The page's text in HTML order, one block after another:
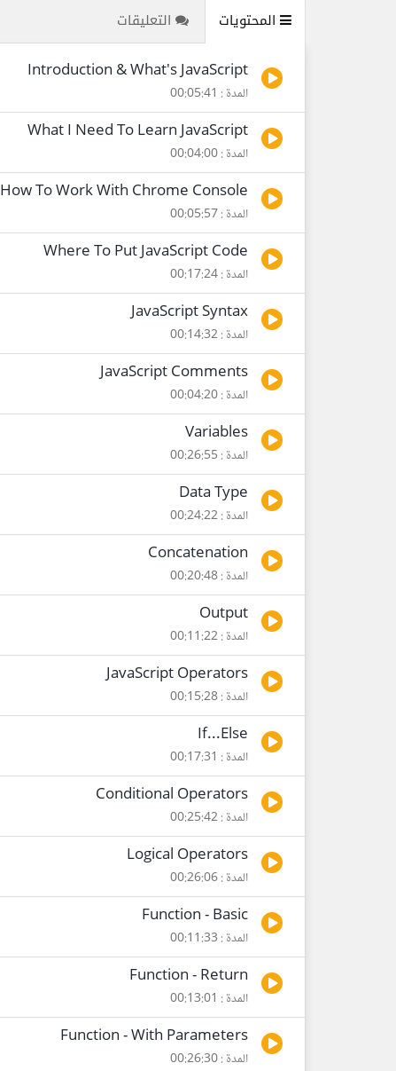
المحتويات التعليقات
Introduction & What's JavaScript
المدة : 00:05:41
What I Need To Learn JavaScript
المدة : 00:04:00
How To Work With Chrome Console
المدة : 00:05:57
Where To Put JavaScript Code
المدة : 00:17:24
JavaScript Syntax
المدة : 00:14:32
JavaScript Comments
المدة : 00:04:20
Variables
المدة : 00:26:55
Data Type
المدة : 00:24:22
Concatenation
المدة : 00:20:48
Output
المدة : 00:11:22
JavaScript Operators
المدة : 00:15:28
If...Else
المدة : 00:17:31
Conditional Operators
المدة : 00:25:42
Logical Operators
المدة : 00:26:06
Function - Basic
المدة : 00:11:33
Function - Return
المدة : 00:13:01
Function - With Parameters
المدة : 00:26:30